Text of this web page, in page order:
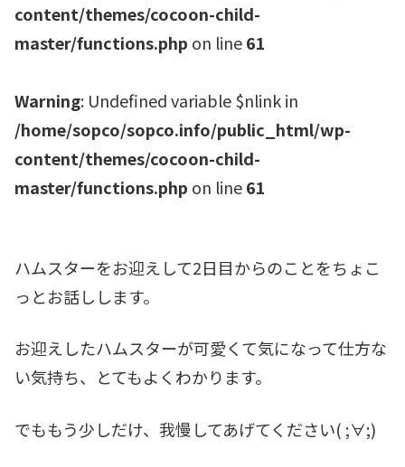
content/themes/cocoon-child-
master/functions.php on line61
Warning: Undefined variable $nlink in
/home/sopco/sopco.info/public_html/wp-
content/themes/cocoon-child-
master/functions.php on line61
ハムスターをお迎えして2日目からのことをちょこ
っとお話しします。
お迎えしたハムスターが可愛くて気になって仕方な
い気持ち、とてもよくわかります。
でももう少しだけ、我慢してあげてください( ;∀;)